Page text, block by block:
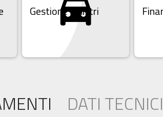
Gestione Sinistri
DATI TECNICI